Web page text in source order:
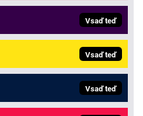
Vsaď teď
Vsaď teď
Vsaď teď